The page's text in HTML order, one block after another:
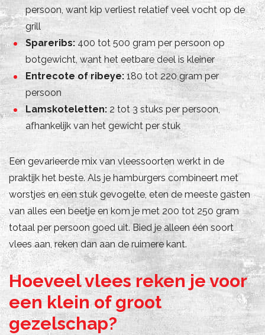
persoon, want kip verliest relatief veel vocht op de
grill
Spareribs: 400 tot 500 gram per persoon op
botgewicht, want het eetbare deel is kleiner
Entrecote of ribeye:180 tot 220 gram per
persoon
Lamskoteletten: 2 tot 3 stuks per persoon,
afhankelijk van het gewicht per stuk
Een gevarieerde mix van vleessoorten werkt in de
praktijk het beste. Als je hamburgers combineert met
worstjes en een stuk gevogelte, eten de meeste gasten
van alles een beetje en kom je met 200 tot 250 gram
totaal per persoon goed uit. Bied je alleen één soort
vlees aan, reken dan aan de ruimere kant.
Hoeveel vlees reken je voor
een klein of groot
gezelschap?